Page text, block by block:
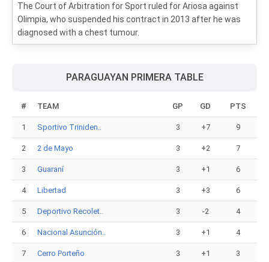
The Court of Arbitration for Sport ruled for Ariosa against
Olimpia, who suspended his contract in 2013 after he was
diagnosed with a chest tumour.
PARAGUAYAN PRIMERA TABLE
# TEAM GP GD PTS
1 Sportivo Triniden.. 3 +7 9
2 2 de Mayo 3 +2 7
3 Guaraní 3 +1 6
4 Libertad 3 +3 6
5 Deportivo Recolet.. 3 -2 4
6 Nacional Asunción.. 3 +1 4
7 Cerro Porteño 3 +1 3